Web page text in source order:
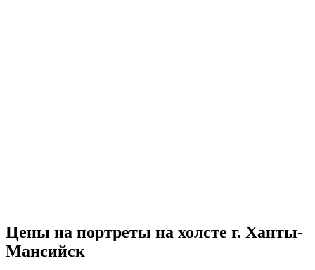
Цены на портреты на холсте г. Ханты-
Мансийск